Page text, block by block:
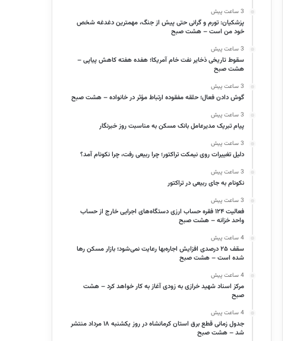
3 ساعت پیش
پزشکیان: تورم و گرانی حتی پیش از جنگ، مهمترین دغدغه شخص
خود من است – هشت صبح
3 ساعت پیش
سقوط تاریخی ذخایر نفت خام آمریکا؛ هفده هفته کاهش پیاپی –
هشت صبح
3 ساعت پیش
گوش دادن فعال؛ حلقه مفقوده ارتباط مؤثر در خانواده – هشت صبح
3 ساعت پیش
پیام تبریک مدیرعامل بانک مسکن به مناسبت روز خبرنگار
3 ساعت پیش
دلیل تغییرات روی نیمکت تراکتور؛ چرا ربیعی رفت، چرا نکونام آمد؟
3 ساعت پیش
نکونام به جای ربیعی در تراکتور
3 ساعت پیش
فعالیت ۱۲۴ فقره حساب ارزی دستگاه‌های اجرایی خارج از حساب
واحد خزانه – هشت صبح
4 ساعت پیش
سقف ۲۵ درصدی افزایش اجاره‌بها رعایت نمی‌شود؛ بازار مسکن رها
شده است – هشت صبح
4 ساعت پیش
مرکز اسناد شهید خرازی به زودی آغاز به کار خواهد کرد – هشت
صبح
4 ساعت پیش
جدول زمانی قطع برق استان کرمانشاه در روز یکشنبه ۱۸ مرداد منتشر
شد – هشت صبح